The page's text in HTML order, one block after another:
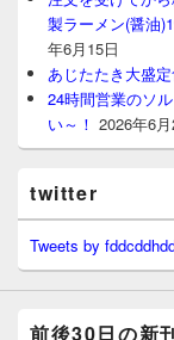
製ラーメン(醤油
年6月15日
あじたたき大盛
24時間営業のソ
い～！ 2026年6月
twitter
Tweets by
前後30日の新